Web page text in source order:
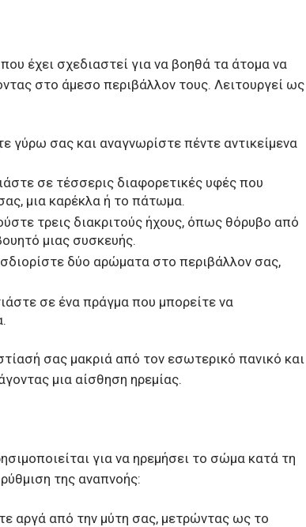
έχει σχεδιαστεί για να βοηθά τα άτομα να
στο άμεσο περιβάλλον τους. Λειτουργεί ως
γύρω σας και αναγνωρίστε πέντε αντικείμενα
σε τέσσερις διαφορετικές υφές που
μια καρέκλα ή το πάτωμα.
τρεις διακριτούς ήχους, όπως θόρυβο από
μιας συσκευής.
δύο αρώματα στο περιβάλλον σας,
σε ένα πράγμα που μπορείτε να
σας μακριά από τον εσωτερικό πανικό και
μια αίσθηση ηρεμίας.
για να ηρεμήσει το σώμα κατά τη
της αναπνοής:
αργά από την μύτη σας, μετρώντας ως το